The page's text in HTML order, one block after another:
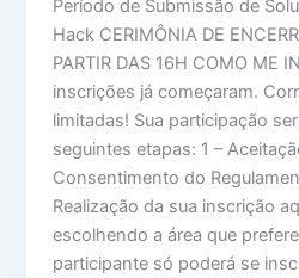
Período de Submissão de
Hack CERIMÔNIA DE
PARTIR DAS 16H COMO ME
inscrições já começaram.
limitadas! Sua participação
seguintes etapas: 1 –
Consentimento do
Realização da sua inscrição
escolhendo a área que
participante só poderá se